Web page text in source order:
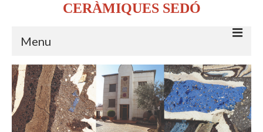
CERÀMIQUES SEDÓ
Menu
INICI
QUI SOM
GALERIA D’IMATGES